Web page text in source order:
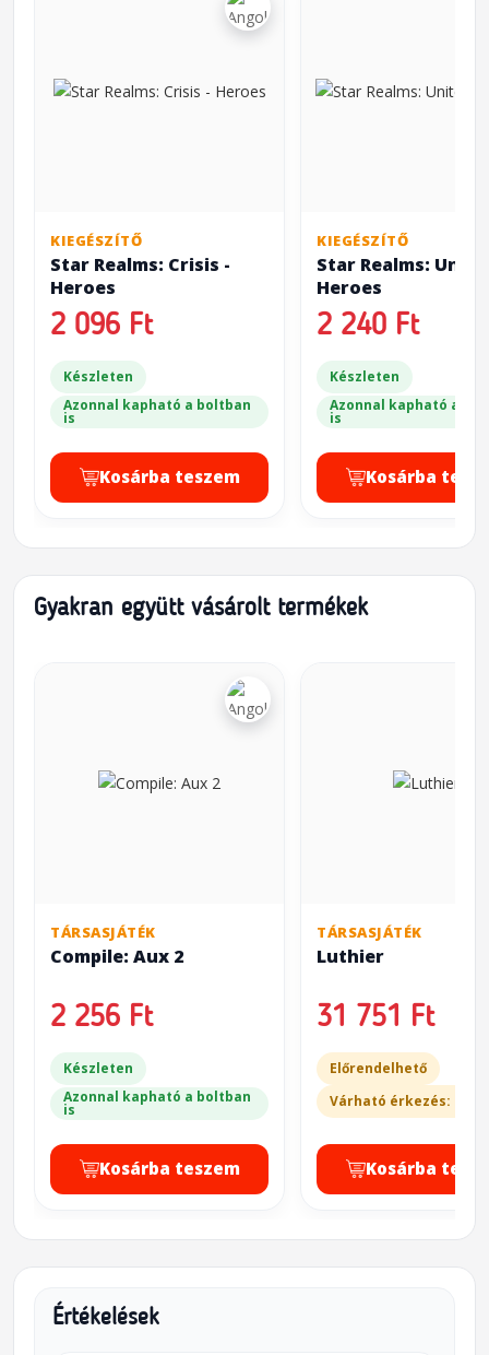
KIEGÉSZÍTŐ
Star Realms: Crisis -
Heroes
2 096 Ft
Készleten
Azonnal kapható a boltban
is
Kosárba teszem
KIEGÉSZÍTŐ
Star Realms:
Heroes
2 240 Ft
Készleten
Azonnal kapható a
is
Kosárba
Gyakran együtt vásárolt termékek
TÁRSASJÁTÉK
Compile: Aux 2
2 256 Ft
Készleten
Azonnal kapható a boltban
is
Kosárba teszem
TÁRSASJÁTÉK
Luthier
31 751 Ft
Előrendelhető
Várható érkezés: 20-
Kosárba
Értékelések